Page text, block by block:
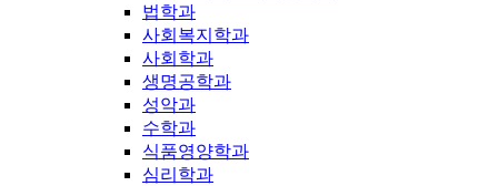
법학과
사회복지학과
사회학과
생명공학과
성악과
수학과
식품영양학과
심리학과